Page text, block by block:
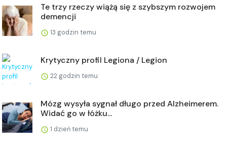
Te trzy rzeczy wiążą się z szybszym rozwojem
demencji
13 godzin temu
Krytyczny profil Legiona / Legion
22 godzin temu
Mózg wysyła sygnał długo przed Alzheimerem.
Widać go w łóżku...
1 dzień temu